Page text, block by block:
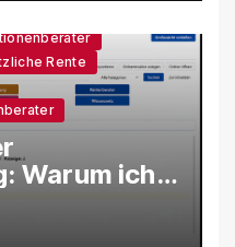
Rente
Warum ich